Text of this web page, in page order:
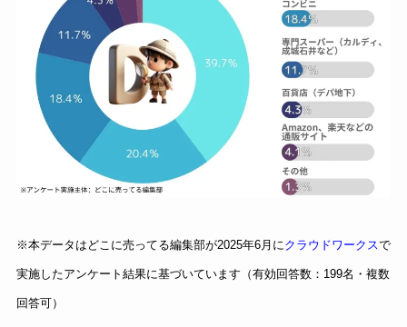
※本データはどこに売ってる編集部が2025年6月にクラウドワークスで
実施したアンケート結果に基づいています（有効回答数：199名・複数
回答可）